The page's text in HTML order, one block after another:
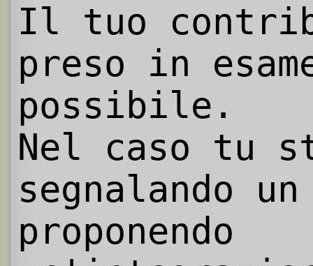
Il tuo
preso in
possibile.
Nel caso tu
segnalando
proponendo